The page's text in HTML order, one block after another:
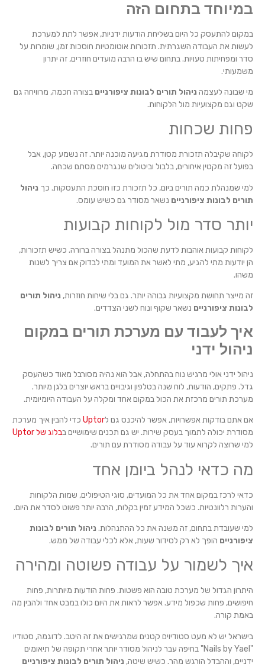
במיוחד בתחום הזה
במקום להתעסק כל היום בשליחת הודעות ידניות, אפשר לתת למערכת
לעשות את העבודה השגרתית. תזכורות אוטומטיות חוסכות זמן, שומרות על
סדר ומפחיתות טעויות. בתחום שיש בו הרבה מועדים חוזרים, זה יתרון
משמעותי.
מי שבונה לעצמה ניהול תורים לבונות ציפורניים בצורה חכמה, מרוויחה גם
שקט וגם מקצועיות מול הלקוחות.
פחות שכחות
לקוחה שקיבלה תזכורת מסודרת מגיעה מוכנה יותר. זה נשמע קטן, אבל
בפועל זה מקטין איחורים, בלבול וביטולים שנגרמים מסתם שכחה.
למי שמנהלת כמה תורים ביום, כל תזכורת כזו חוסכת התעסקות. כך ניהול
תורים לבונות ציפורניים נשאר מסודר גם כשיש עומס.
יותר סדר מול לקוחות קבועות
לקוחות קבועות אוהבות לדעת שהכול מתנהל בצורה ברורה. כשיש תזכורות,
הן יודעות מתי להגיע, מתי לאשר את המועד ומתי לבדוק אם צריך לשנות
משהו.
זה מייצר תחושת מקצועיות גבוהה יותר. גם בלי שיחות חוזרות, ניהול תורים
לבונות ציפורניים נשאר שקוף ונוח לשני הצדדים.
איך לעבוד עם מערכת תורים במקום
ניהול ידני
ניהול ידני אולי מרגיש נוח בהתחלה, אבל הוא נהיה מסורבל מאוד כשהעסק
גדל. פתקים, הודעות, לוח שנה בטלפון וגיבויים בראש יוצרים בלגן מיותר.
מערכת תורים מרכזת את הכול במקום אחד ומקלה על העבודה היומיומית.
אם אתם בודקות אפשרויות, אפשר להיכנס גם לUptor כדי להבין איך מערכת
מסודרת יכולה לתמוך בעסק שירות. יש גם תכנים שימושיים בבלוג של Uptor
למי שרוצה לקרוא עוד על עבודה מסודרת עם תורים.
מה כדאי לנהל ביומן אחד
כדאי לרכז במקום אחד את כל המועדים, סוגי הטיפולים, שמות הלקוחות
והערות רלוונטיות. כשכל המידע זמין בקלות, הרבה יותר פשוט לסדר את היום.
למי שעובדת בתחום, זה משנה את כל ההתנהלות. ניהול תורים לבונות
ציפורניים הופך לא רק לסידור שעות, אלא לכלי עבודה של ממש.
איך לשמור על עבודה פשוטה ומהירה
היתרון הגדול של מערכת טובה הוא פשטות. פחות הודעות מיותרות, פחות
חיפושים, פחות שכפול מידע. אפשר לראות את היום כולו במבט אחד ולהבין מה
באמת קורה.
בישראל יש לא מעט סטודיוים קטנים שמרגישים את זה היטב. לדוגמה, סטודיו
"Nails by Yael" בחיפה עבר לניהול מסודר יותר אחרי תקופה של תיאומים
ידניים, וההבדל הורגש מהר. כשיש שיטה, ניהול תורים לבונות ציפורניים